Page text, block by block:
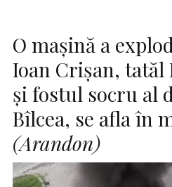
O maşină a
Ioan Crișan, tatăl
și fostul socru al
Bîlcea, se afla în
(Arandon)